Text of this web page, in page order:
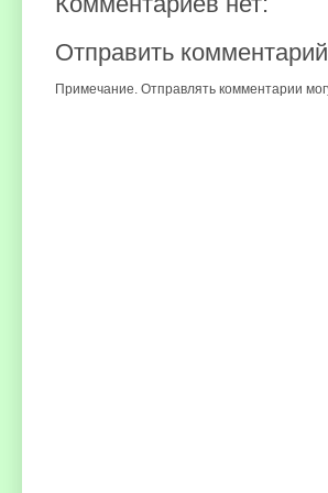
Отправить комментарий
Примечание. Отправлять комментарии